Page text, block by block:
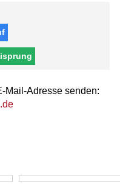
Mail-Adresse senden: